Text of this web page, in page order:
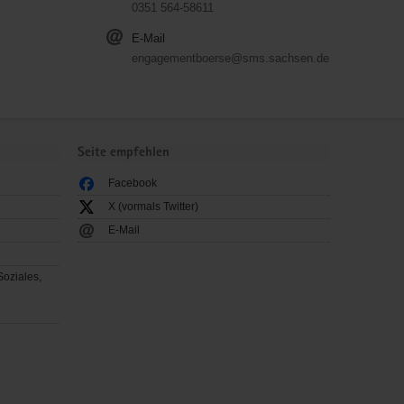
0351 564-58611
E-Mail
engagementboerse@sms.sachsen.de
Seite empfehlen
Facebook
X (vormals Twitter)
E-Mail